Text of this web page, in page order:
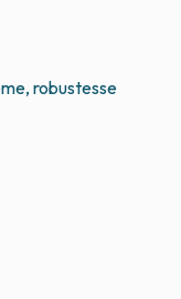
robustesse